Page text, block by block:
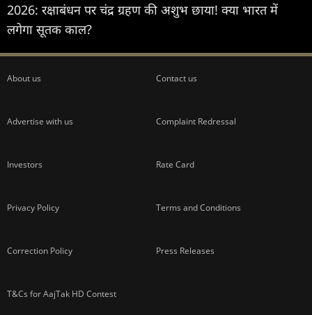
2026: रक्षाबंधन पर चंद्र ग्रहण की अशुभ छाया! क्या भारत में
लगेगा सूतक काल?
About us Contact us
Advertise with us Complaint Redressal
Investors Rate Card
Privacy Policy Terms and Conditions
Correction Policy Press Releases
T&Cs for AajTak HD Contest